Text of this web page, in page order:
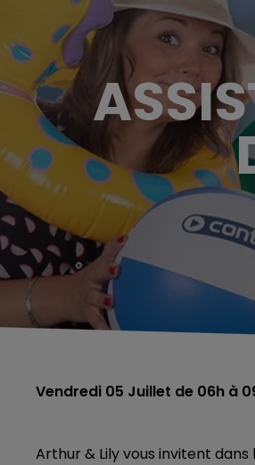
Vendredi 05 Juillet de 06h à
Arthur & Lily vous invitent